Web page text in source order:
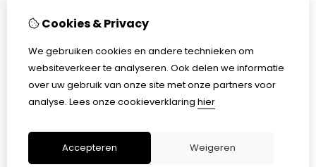
Mijn account
Bestelhistorie
Klantenservice
Contact
Cookies & Privacy
We gebruiken cookies en andere technieken om
websiteverkeer te analyseren. Ook delen we informatie
over uw gebruik van onze site met onze partners voor
analyse. Lees onze cookieverklaring hier
Accepteren Weigeren